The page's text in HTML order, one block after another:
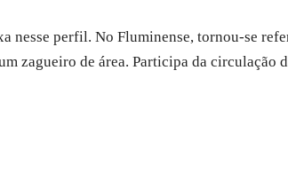
nesse perfil. No Fluminense, tornou-se
zagueiro de área. Participa da circulação